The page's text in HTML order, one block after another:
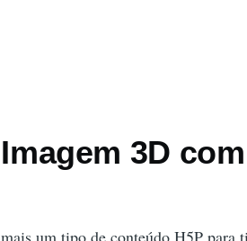
Imagem 3D
mais um tipo de conteúdo H5P